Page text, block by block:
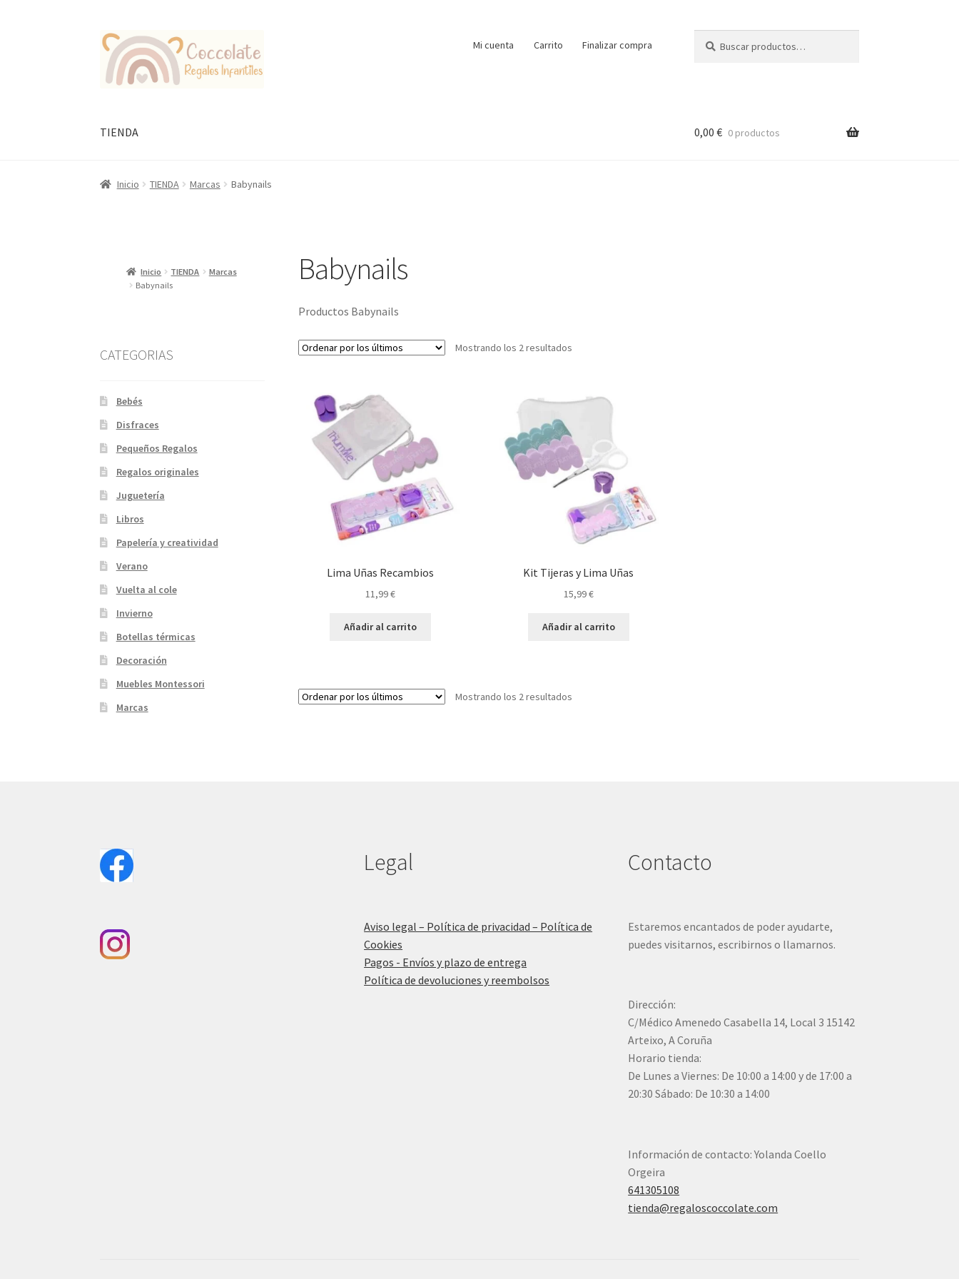
Ir
la
Ir
al
contenido
Mi cuenta Carrito Finalizar compra
por:
TIENDA 0,00 € 0 productos
Inicio TIENDA Marcas Babynails
Babynails
Productos Babynails
Mostrando los 2 resultadosOrdenado
últimos
Lima Uñas Recambios
11,99€
Añadir al carrito
Kit Tijeras y Lima Uñas
15,99€
Añadir al carrito
Mostrando los 2 resultadosOrdenado
Inicio TIENDA
Marcas
Babynails
CATEGORIAS
Bebés
Disfraces
Pequeños Regalos
Regalos originales
Juguetería
Libros
Papelería y creatividad
Verano
Vuelta al cole
Invierno
Botellas térmicas
Decoración
Muebles Montessori
Marcas
Legal
Aviso legal – Política de privacidad – Política de
Cookies
Pagos - Envíos y plazo de entrega
Política de devoluciones y reembolsos
Contacto
Estaremos encantados de poder ayudarte,
puedes visitarnos, escribirnos o llamarnos.
Dirección:
C/Médico Amenedo Casabella 14, Local 3 15142
Arteixo, A Coruña
Horario tienda:
De Lunes a Viernes: De 10:00 a 14:00 y de 17:00 a
20:30 Sábado: De 10:30 a 14:00
Información de contacto: Yolanda Coello
Orgeira
641305108
tienda@regaloscoccolate.com